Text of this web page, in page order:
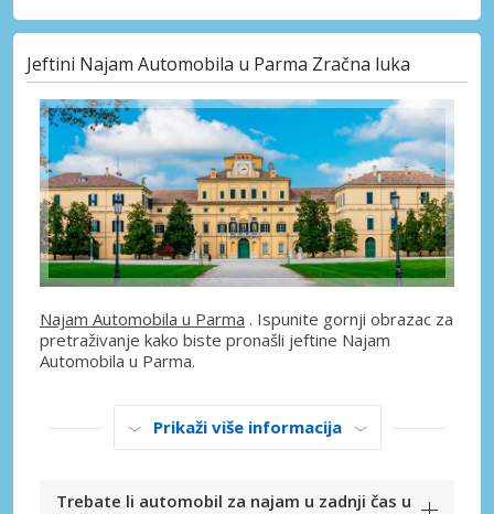
Jeftini Najam Automobila u Parma Zračna luka
Najam Automobila u Parma . Ispunite gornji obrazac za
pretraživanje kako biste pronašli jeftine Najam
Automobila u Parma.
Prikaži više informacija
Trebate li automobil za najam u zadnji čas u